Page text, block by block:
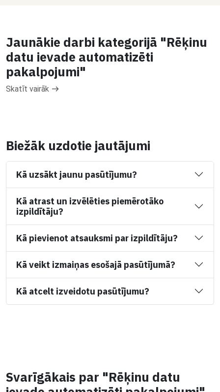
Jaunākie darbi kategorijā "Rēķinu
datu ievade automatizēti
pakalpojumi"
Skatīt vairāk
Biežāk uzdotie jautājumi
Kā uzsākt jaunu pasūtījumu?
Kā atrast un izvēlēties piemērotāko
izpildītāju?
Kā pievienot atsauksmi par izpildītāju?
Kā veikt izmaiņas esošajā pasūtījumā?
Kā atcelt izveidotu pasūtījumu?
Svarīgākais par "Rēķinu datu